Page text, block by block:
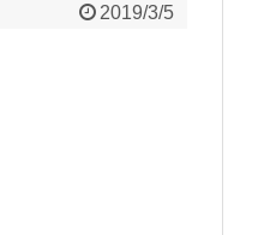
2019/3/5